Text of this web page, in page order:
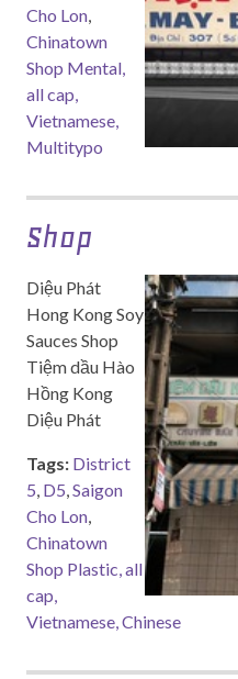
Cho Lon,
Chinatown
Shop Mental,
all cap,
Vietnamese,
Multitypo
Shop
Diệu Phát
Hong Kong Soy
Sauces Shop
Tiệm dầu Hào
Hồng Kong
Diệu Phát
Tags: District
5, D5,Saigon
Cho Lon,
Chinatown
Shop Plastic, all
cap,
Vietnamese, Chinese